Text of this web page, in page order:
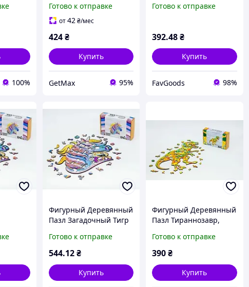
100%
элементов для детей
Готово к отправке
от42 ₴/мес
424₴
Купить
GetMax 95%
Других Животных, Из
Готово к отправке
392.48₴
Купить
FavGoods 98%
||
Фигурный Деревянный
Пазл Загадочный Тигр
Из 129 Деталей ||
FavGoods
Готово к отправке
544.12₴
Купить
Фигурный Деревянный
Пазл Тираннозавр,
Других Животных, Из
129 Деталей | PLACE
Готово к отправке
390₴
Купить